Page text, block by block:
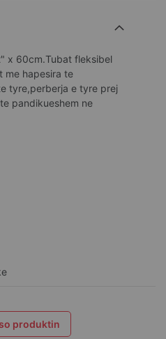
x 60cm.Tubat fleksibel
me hapesira te
tyre,perberja e tyre prej
pandikueshem ne
produktin